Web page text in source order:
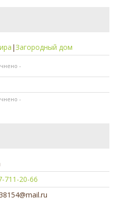
|Загородный дом
-
-
711-20-66